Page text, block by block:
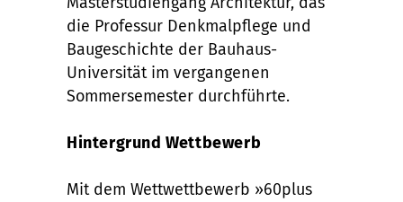
die Professur Denkmalpflege und
Baugeschichte der Bauhaus-
Universität im vergangenen
Sommersemester durchführte.
Hintergrund Wettbewerb
Mit dem Wettwettbewerb »60plus